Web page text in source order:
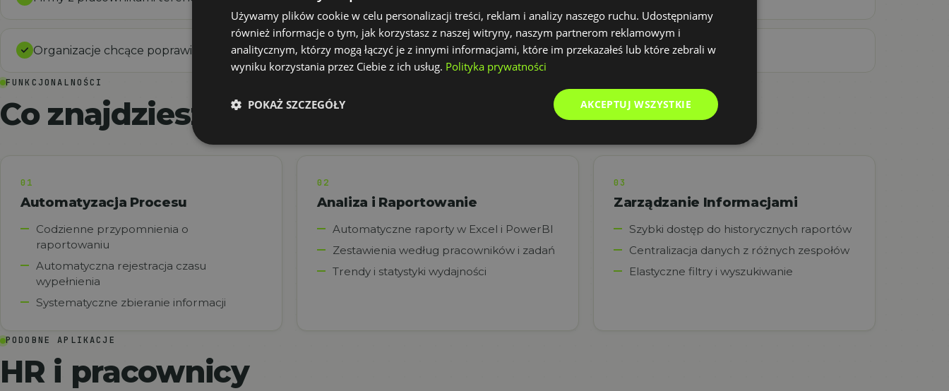
Organizacje chcące poprawić przejrzystość i skuteczność komunikacji wewnętrzne
FUNKCJONALNOŚCI
Co znajdziesz w aplikacji
01
Automatyzacja Procesu
Codzienne przypomnienia o
raportowaniu
Automatyczna rejestracja czasu
wypełnienia
Systematyczne zbieranie informacji
02
Analiza i Raportowanie
Automatyczne raporty w Excel i PowerBI
Zestawienia według pracowników i zadań
Trendy i statystyki wydajności
03
Zarządzanie Informacjami
Szybki dostęp do historycznych raportów
Centralizacja danych z różnych zespołów
Elastyczne filtry i wyszukiwanie
PODOBNE APLIKACJE
HR i pracownicy
Używamy plików cookie w celu personalizacji treści, reklam i analizy naszego ruchu. Udostępniamy
również informacje o tym, jak korzystasz z naszej witryny, naszym partnerom reklamowym i
analitycznym, którzy mogą łączyć je z innymi informacjami, które im przekazałeś lub które zebrali w
wyniku korzystania przez Ciebie z ich usług. Polityka prywatności
AKCEPTUJ WSZYSTKIE
POKAŻ SZCZEGÓŁY